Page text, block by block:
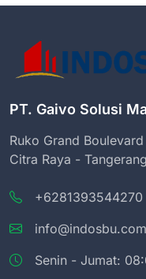
PT. Gaivo Solusi
Ruko Grand
Citra Raya -
+6281393544270
info@indosbu.com
Senin - Jumat: